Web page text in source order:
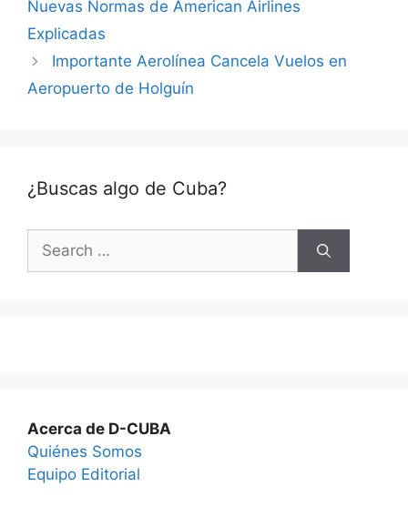
Nuevas Normas de American Airlines
Explicadas
Importante Aerolínea Cancela Vuelos en
Aeropuerto de Holguín
¿Buscas algo de Cuba?
Search
for:
Acerca de D-CUBA
Quiénes Somos
Equipo Editorial